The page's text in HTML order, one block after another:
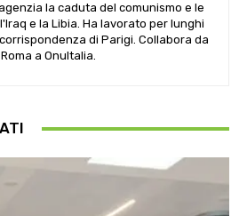
la caduta del comunismo e le
e la Libia. Ha lavorato per lunghi
di Parigi. Collabora da
Roma a OnuItalia.